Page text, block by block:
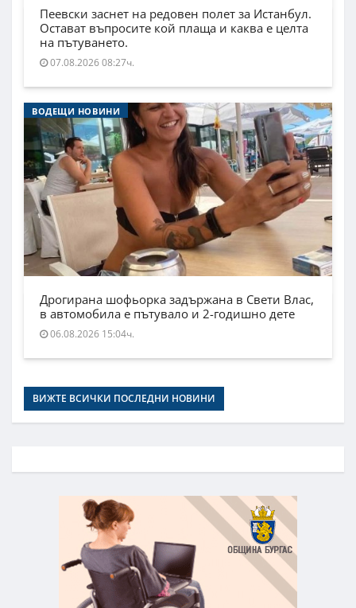
Пеевски заснет на редовен полет за Истанбул.
Остават въпросите кой плаща и каква е целта
на пътуването.
07.08.2026 08:27ч.
ВОДЕЩИ НОВИНИ
Дрогирана шофьорка задържана в Свети Влас,
в автомобила е пътувало и 2-годишно дете
06.08.2026 15:04ч.
ВИЖТЕ ВСИЧКИ ПОСЛЕДНИ НОВИНИ